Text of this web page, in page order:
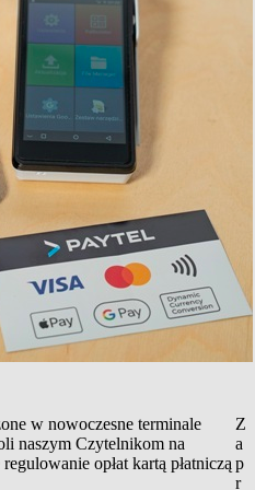
w nowoczesne terminale
naszym Czytelnikom na
opłat kartą płatniczą
Z
a
p
r